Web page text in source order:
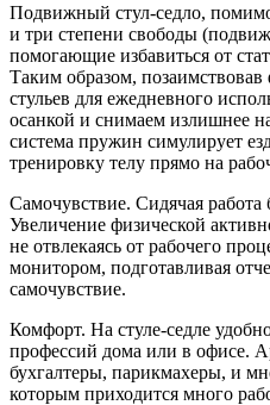
Подвижный стул-седло,
и три степени свободы
помогающие избавиться от
Таким образом,
стульев для ежедневного
осанкой и снимаем излишнее
система пружин симулирует
тренировку телу прямо на
Самочувствие. Сидячая работа
Увеличение физической
не отвлекаясь от рабочего
монитором, подготавливая
самочувствие.
Комфорт. На стуле-седле
профессий дома или в офисе.
бухгалтеры, парикмахеры, и
которым приходится много